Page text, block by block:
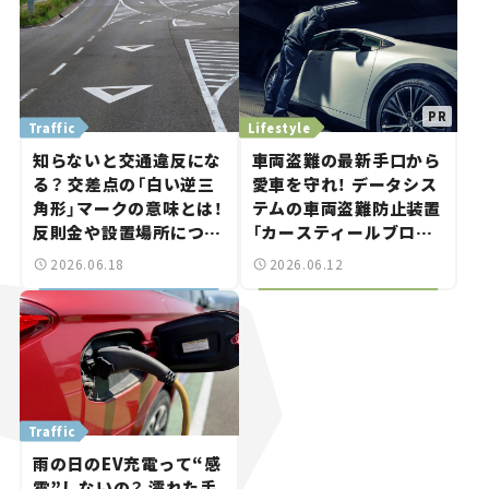
Traffic
知らないと交通違反にな
る？ 交差点の「白い逆三
角形」マークの意味とは！
反則金や設置場所につい
て解説【クルマの知識】
2026.06.18
Lifestyle
車両盗難の最新手口から
愛車を守れ！ データシス
テムの車両盗難防止装置
「カースティールブロッ
カーSOS820」は“ゲー
2026.06.12
Traffic
雨の日のEV充電って“感